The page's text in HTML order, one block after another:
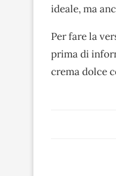
ideale, ma
Per fare la
prima di
crema dolce